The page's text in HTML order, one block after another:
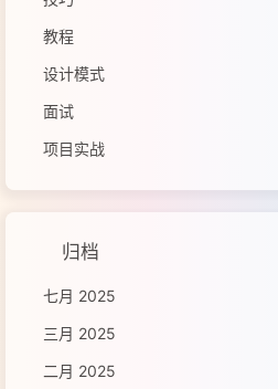
教程
设计模式
面试
项目实战
归档
七月 2025
三月 2025
二月 2025